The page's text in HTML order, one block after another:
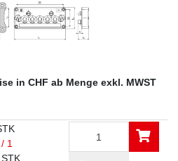
in CHF ab Menge exkl. MWST
1